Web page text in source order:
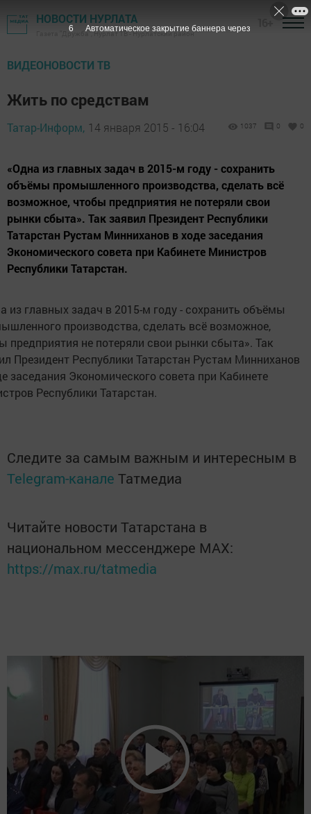
НОВОСТИ НУРЛАТА
Газета "Дружба", Нурлат ТВ - Нурлатский район
ВИДЕОНОВОСТИ ТВ
Жить по средствам
Татар-Информ, 14 января 2015 - 16:04 1037 0 0
«Одна из главных задач в 2015-м году - сохранить
объёмы промышленного производства, сделать всё
возможное, чтобы предприятия не потеряли свои
рынки сбыта». Так заявил Президент Республики
Татарстан Рустам Минниханов в ходе заседания
Экономического совета при Кабинете Министров
Республики Татарстан.
из главных задач в 2015-м году - сохранить объёмы
производства, сделать всё возможное,
предприятия не потеряли свои рынки сбыта». Так
Президент Республики Татарстан Рустам Минниханов
заседания Экономического совета при Кабинете
Республики Татарстан.
Следите за самым важным и интересным в
Telegram-канале Татмедиа
Читайте новости Татарстана в
национальном мессенджере MАХ:
https://max.ru/tatmedia
5 Автоматическое закрытие баннера через